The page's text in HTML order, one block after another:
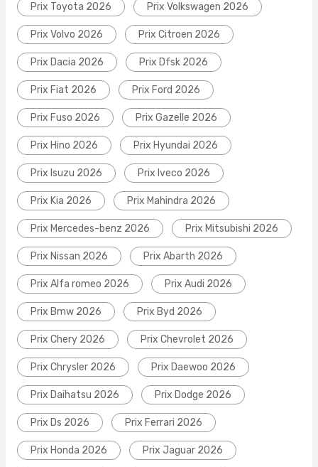
Prix Toyota 2026 Prix Volkswagen 2026
Prix Volvo 2026 Prix Citroen 2026
Prix Dacia 2026 Prix Dfsk 2026
Prix Fiat 2026 Prix Ford 2026
Prix Fuso 2026 Prix Gazelle 2026
Prix Hino 2026 Prix Hyundai 2026
Prix Isuzu 2026 Prix Iveco 2026
Prix Kia 2026 Prix Mahindra 2026
Prix Mercedes-benz 2026 Prix Mitsubishi 2026
Prix Nissan 2026 Prix Abarth 2026
Prix Alfa romeo 2026 Prix Audi 2026
Prix Bmw 2026 Prix Byd 2026
Prix Chery 2026 Prix Chevrolet 2026
Prix Chrysler 2026 Prix Daewoo 2026
Prix Daihatsu 2026 Prix Dodge 2026
Prix Ds 2026 Prix Ferrari 2026
Prix Honda 2026 Prix Jaguar 2026